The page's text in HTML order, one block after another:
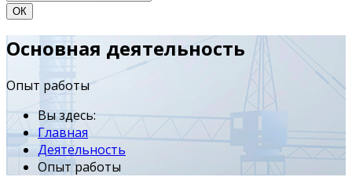
ОК
Основная деятельность
Опыт работы
Вы здесь:
Главная
Деятельность
Опыт работы